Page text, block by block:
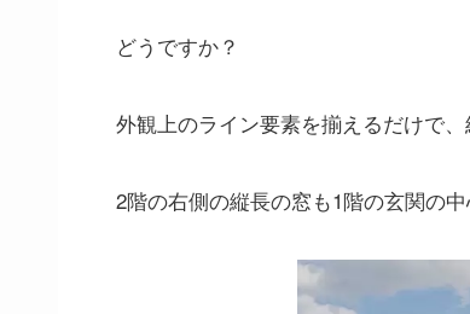
どうですか？
外観上のライン要素を揃えるだけで
2階の右側の縦長の窓も1階の玄関の中